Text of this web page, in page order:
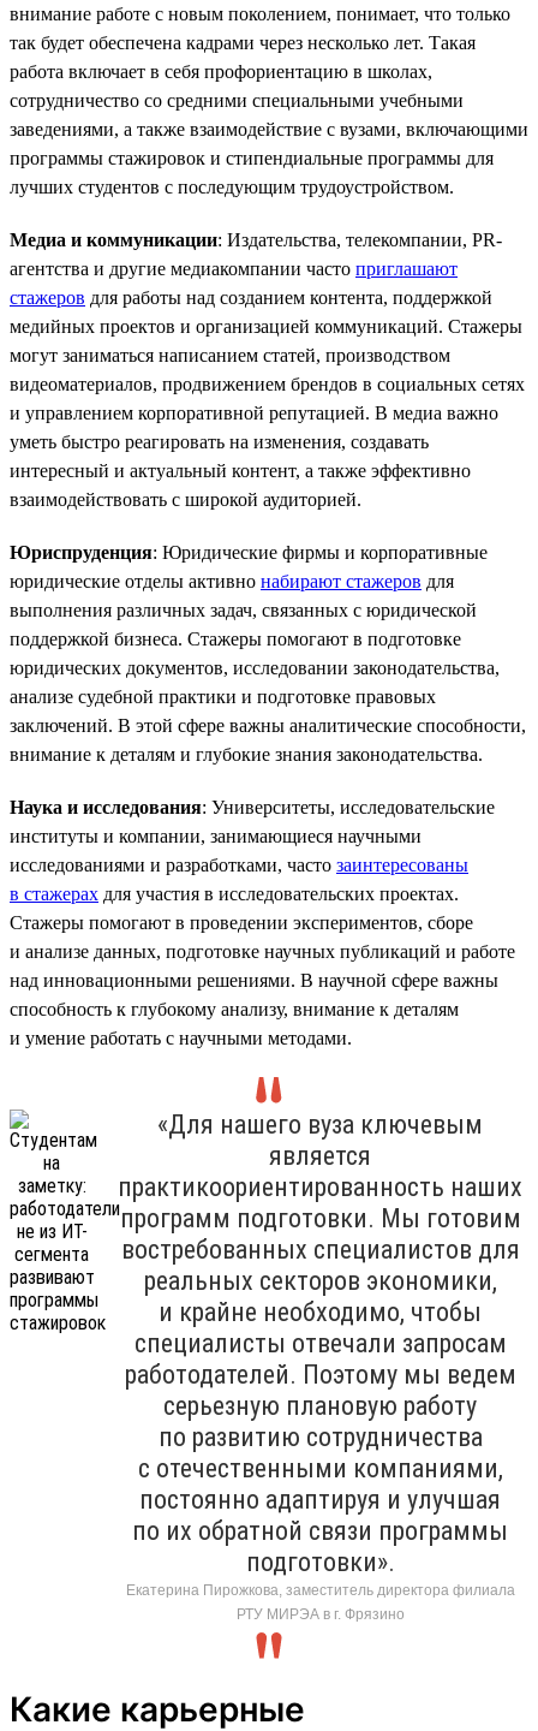
внимание работе с новым поколением, понимает, что только
так будет обеспечена кадрами через несколько лет. Такая
работа включает в себя профориентацию в школах,
сотрудничество со средними специальными учебными
заведениями, а также взаимодействие с вузами, включающими
программы стажировок и стипендиальные программы для
лучших студентов с последующим трудоустройством.
Медиа и коммуникации: Издательства, телекомпании, PR-
агентства и другие медиакомпании часто приглашают
стажеров для работы над созданием контента, поддержкой
медийных проектов и организацией коммуникаций. Стажеры
могут заниматься написанием статей, производством
видеоматериалов, продвижением брендов в социальных сетях
и управлением корпоративной репутацией. В медиа важно
уметь быстро реагировать на изменения, создавать
интересный и актуальный контент, а также эффективно
взаимодействовать с широкой аудиторией.
Юриспруденция: Юридические фирмы и корпоративные
юридические отделы активно набирают стажеров для
выполнения различных задач, связанных с юридической
поддержкой бизнеса. Стажеры помогают в подготовке
юридических документов, исследовании законодательства,
анализе судебной практики и подготовке правовых
заключений. В этой сфере важны аналитические способности,
внимание к деталям и глубокие знания законодательства.
Наука и исследования: Университеты, исследовательские
институты и компании, занимающиеся научными
исследованиями и разработками, часто заинтересованы
в стажерах для участия в исследовательских проектах.
Стажеры помогают в проведении экспериментов, сборе
и анализе данных, подготовке научных публикаций и работе
над инновационными решениями. В научной сфере важны
способность к глубокому анализу, внимание к деталям
и умение работать с научными методами.
«Для нашего вуза ключевым
является
практикоориентированность наших
программ подготовки. Мы готовим
востребованных специалистов для
реальных секторов экономики,
и крайне необходимо, чтобы
специалисты отвечали запросам
работодателей. Поэтому мы ведем
серьезную плановую работу
по развитию сотрудничества
с отечественными компаниями,
постоянно адаптируя и улучшая
по их обратной связи программы
подготовки».
Екатерина Пирожкова, заместитель директора филиала
РТУ МИРЭА в г. Фрязино
Какие карьерные